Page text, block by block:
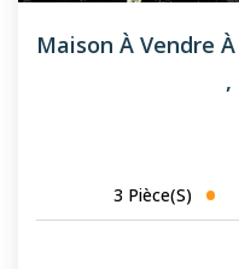
,
3 Pièce(s)